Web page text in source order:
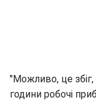
"Можливо, це збіг,
години робочі